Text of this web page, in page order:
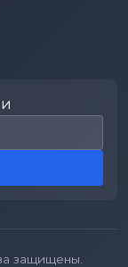
защищены.